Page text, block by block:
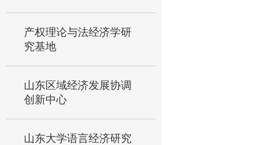
产权理论与法经济学研
究基地
山东区域经济发展协调
创新中心
山东大学语言经济研究